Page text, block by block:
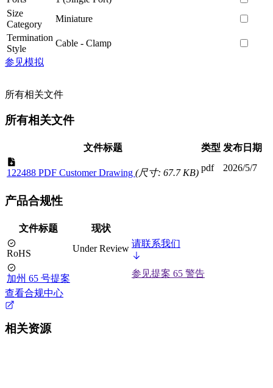
Size
Category
Miniature
Termination
Style
Cable - Clamp
参见模拟
所有相关文件
所有相关文件
文件标题 类型 发布日期
122488 PDF Customer Drawing (尺寸: 67.7 KB) pdf 2026/5/7
产品合规性
文件标题 现状
RoHS Under Review 请联系我们
加州 65 号提案
参见提案 65 警告
查看合规中心
相关资源